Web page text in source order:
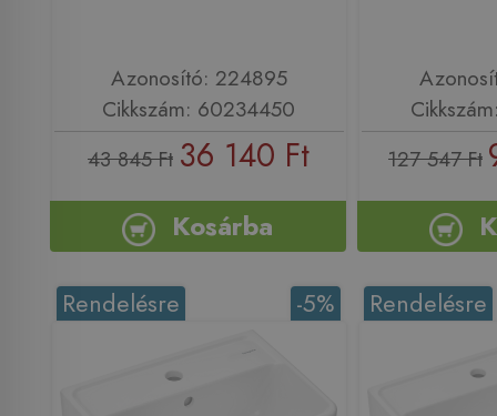
Azonosító: 224895
Cikkszám: 60234450
43 845 Ft 36 140 Ft
Kosárba
127 547 Ft
-5%
Rendelésre Rendelésre